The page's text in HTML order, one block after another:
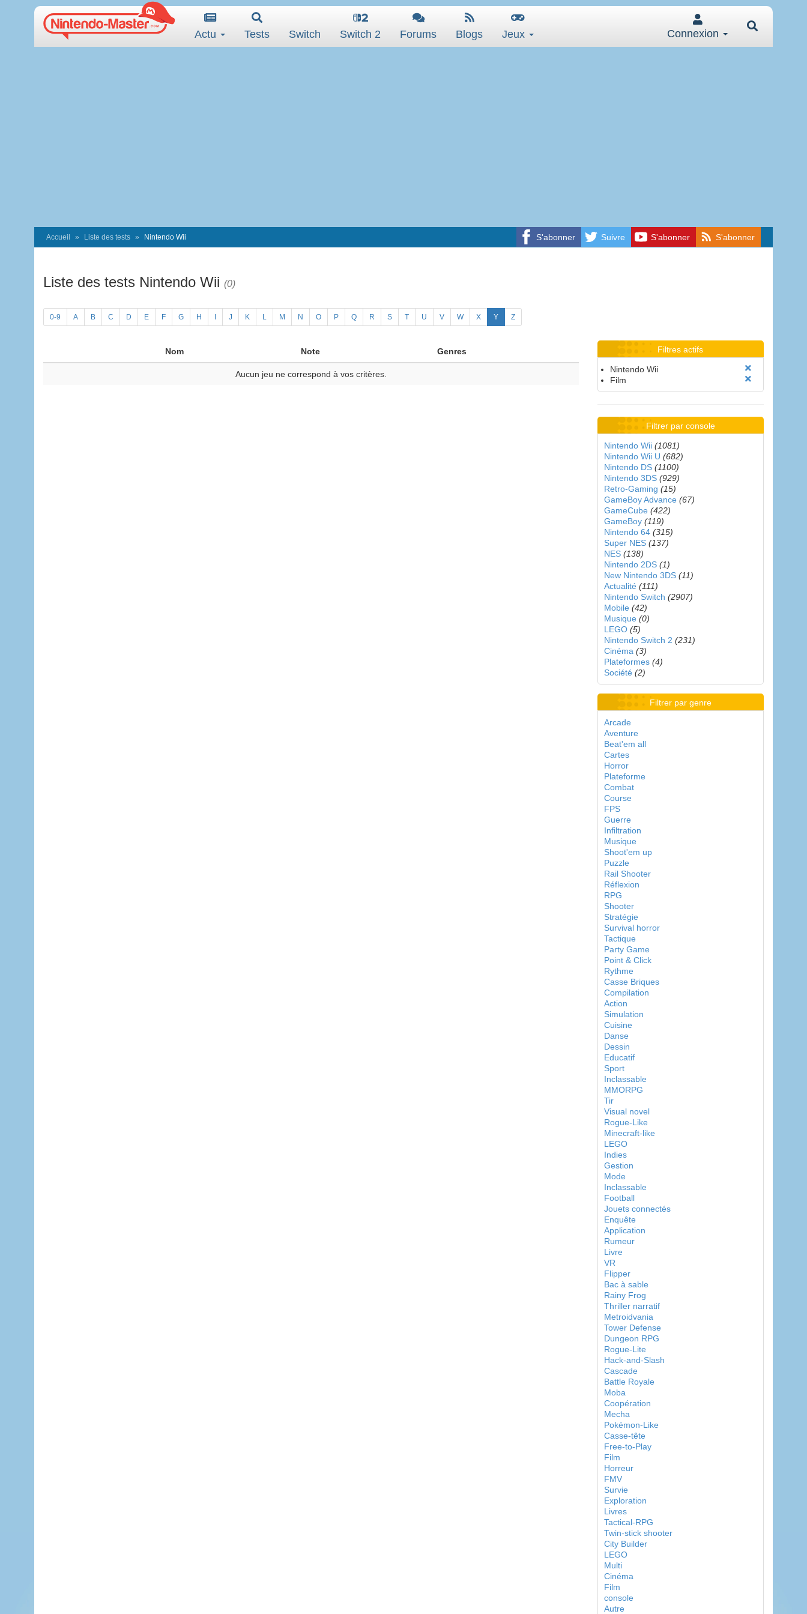
Actu Tests Switch Switch 2 Forums Blogs Jeux Connexion
S'abonner Suivre S'abonner S'abonner
Accueil Liste des tests Nintendo Wii
Liste des tests Nintendo Wii (0)
0-9 A B C D E F G H J K L M N O P Q R S T U V W X Y Z
Nom Note Genres
Aucun jeu ne correspond à vos critères.
Filtres actifs
Nintendo Wii
Film
Filtrer par console
Nintendo Wii (1081)
Nintendo Wii U (682)
Nintendo DS (1100)
Nintendo 3DS (929)
Retro-Gaming (15)
GameBoy Advance (67)
GameCube (422)
GameBoy (119)
Nintendo 64 (315)
Super NES (137)
NES (138)
Nintendo 2DS (1)
New Nintendo 3DS (11)
Actualité (111)
Nintendo Switch (2907)
Mobile (42)
Musique (0)
LEGO (5)
Nintendo Switch 2 (231)
Cinéma (3)
Plateformes (4)
Société (2)
Filtrer par genre
Arcade
Aventure
Beat'em all
Cartes
Horror
Plateforme
Combat
Course
FPS
Guerre
Infiltration
Musique
Shoot'em up
Puzzle
Rail Shooter
Réflexion
RPG
Shooter
Stratégie
Survival horror
Tactique
Party Game
Point & Click
Rythme
Casse Briques
Compilation
Action
Simulation
Cuisine
Danse
Dessin
Educatif
Sport
Inclassable
MMORPG
Tir
Visual novel
Rogue-Like
Minecraft-like
LEGO
Indies
Gestion
Mode
Inclassable
Football
Jouets connectés
Enquête
Application
Rumeur
Livre
VR
Flipper
Bac à sable
Rainy Frog
Thriller narratif
Metroidvania
Tower Defense
Dungeon RPG
Rogue-Lite
Hack-and-Slash
Cascade
Battle Royale
Moba
Coopération
Mecha
Pokémon-Like
Casse-tête
Free-to-Play
Film
Horreur
FMV
Survie
Exploration
Livres
Tactical-RPG
Twin-stick shooter
City Builder
LEGO
Multi
Cinéma
Film
console
Autre